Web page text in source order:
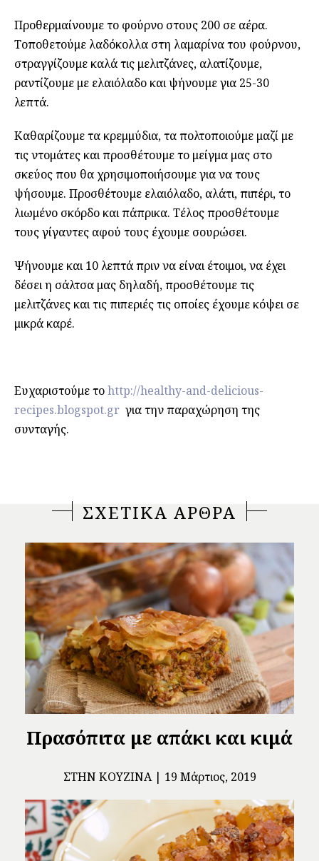
Προθερμαίνουμε το φούρνο στους 200 σε αέρα.
Τοποθετούμε λαδόκολλα στη λαμαρίνα του φούρνου,
στραγγίζουμε καλά τις μελιτζάνες, αλατίζουμε,
ραντίζουμε με ελαιόλαδο και ψήνουμε για 25-30
λεπτά.
Καθαρίζουμε τα κρεμμύδια, τα πολτοποιούμε μαζί με
τις ντομάτες και προσθέτουμε το μείγμα μας στο
σκεύος που θα χρησιμοποιήσουμε για να τους
ψήσουμε. Προσθέτουμε ελαιόλαδο, αλάτι, πιπέρι, το
λιωμένο σκόρδο και πάπρικα. Τέλος προσθέτουμε
τους γίγαντες αφού τους έχουμε σουρώσει.
Ψήνουμε και 10 λεπτά πριν να είναι έτοιμοι, να έχει
δέσει η σάλτσα μας δηλαδή, προσθέτουμε τις
μελιτζάνες και τις πιπεριές τις οποίες έχουμε κόψει σε
μικρά καρέ.
Ευχαριστούμε τοhttp://healthy-and-delicious-
recipes.blogspot.gr για την παραχώρηση της
συνταγής.
ΣΧΕΤΙΚΑ ΑΡΘΡΑ
Πρασόπιτα με απάκι και κιμά
ΣΤΗΝ ΚΟΥΖΊΝΑ 19 Μάρτιος, 2019